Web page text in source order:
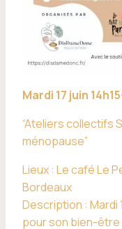
Mardi 17 juin
“Ateliers collectifs
ménopause”
Lieux : Le café Le
Bordeaux
Description : Mardi
pour son bien-être